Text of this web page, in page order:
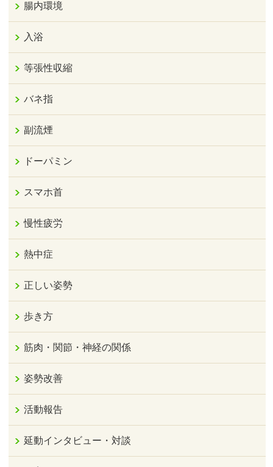
腸内環境
入浴
等張性収縮
バネ指
副流煙
ドーパミン
スマホ首
慢性疲労
熱中症
正しい姿勢
歩き方
筋肉・関節・神経の関係
姿勢改善
活動報告
延動インタビュー・対談